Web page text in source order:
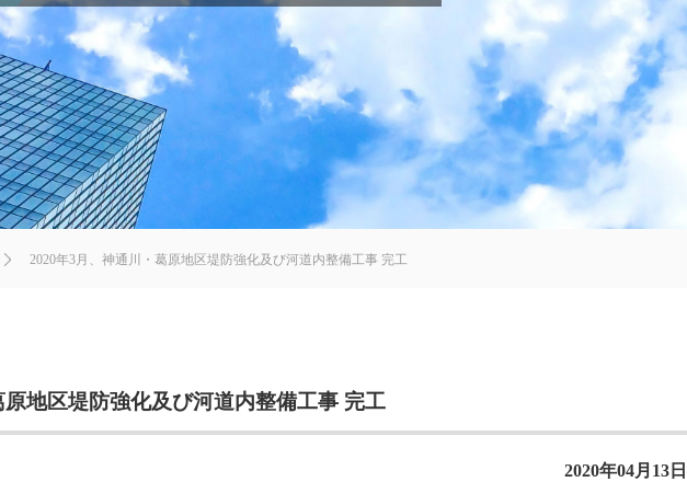
2020年3月、神通川・葛原地区堤防強化及び河道内整備工事 完工
地区堤防強化及び河道内整備工事 完工
2020年04月13日